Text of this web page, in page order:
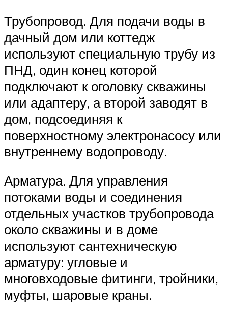
Трубопровод. Для подачи воды в
дачный дом или коттедж
используют специальную трубу из
ПНД, один конец которой
подключают к оголовку скважины
или адаптеру, а второй заводят в
дом, подсоединяя к
поверхностному электронасосу или
внутреннему водопроводу.
Арматура. Для управления
потоками воды и соединения
отдельных участков трубопровода
около скважины и в доме
используют сантехническую
арматуру: угловые и
многовходовые фитинги, тройники,
муфты, шаровые краны.